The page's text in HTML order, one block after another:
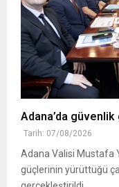
Adana’da
Tarih: 07/08/2026
Adana Valisi Mustafa
güçlerinin yürüttüğü